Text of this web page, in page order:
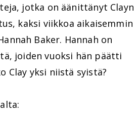
jotka on äänittänyt Clayn
kaksi viikkoa aikaisemmin
Baker. Hannah on
joiden vuoksi hän päätti
Clay yksi niistä syistä?